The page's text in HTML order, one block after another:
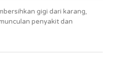
gigi dari karang,
penyakit dan